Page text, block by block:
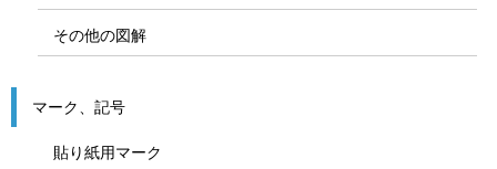
その他の図解
マーク、記号
貼り紙用マーク